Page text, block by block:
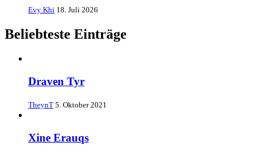
Evy Khi 18. Juli 2026
Beliebteste Einträge
Draven Tyr
TheynT 5. Oktober 2021
Xine Erauqs